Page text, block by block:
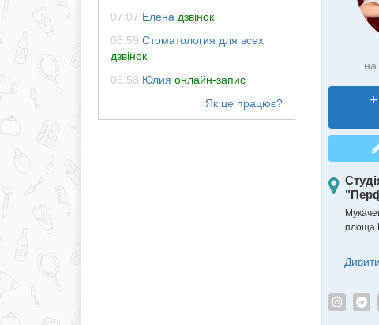
07:07 Елена дзвінок
06:59 Стоматология для всех
дзвінок
06:58 Юлия онлайн-запис
площа